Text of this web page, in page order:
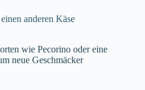
anderen Käse
wie Pecorino oder eine
neue Geschmäcker